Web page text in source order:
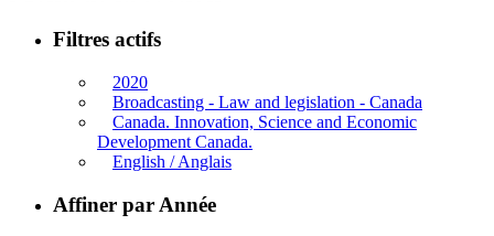
Filtres actifs
2020
Broadcasting - Law and legislation - Canada
Canada. Innovation, Science and Economic
Development Canada.
English / Anglais
Affiner par Année